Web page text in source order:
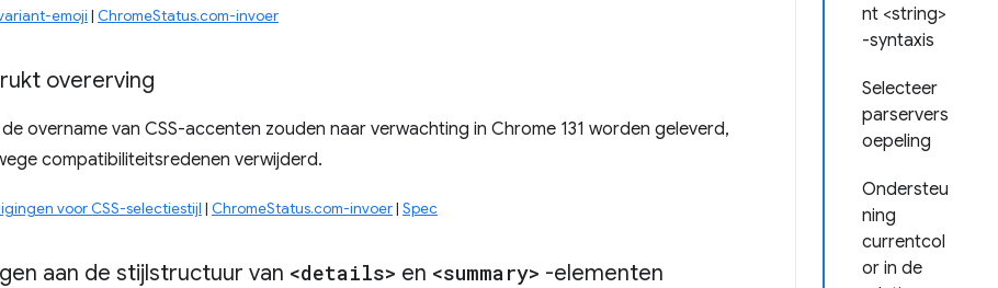
nt <string>
-syntaxis
Selecteer
parservers
oepeling
Ondersteu
ning
currentcol
or in de
emoji | ChromeStatus.com-invoer
overerving
overname van CSS-accenten zouden naar verwachting in Chrome 131 worden geleverd,
compatibiliteitsredenen verwijderd.
voor CSS-selectiestijl | ChromeStatus.com-invoer| Spec
aan de stijlstructuur van <details> en <summary> -elementen